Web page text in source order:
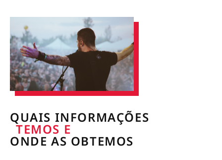
QUAIS INFORMAÇÕES
TEMOS E
ONDE AS OBTEMOS